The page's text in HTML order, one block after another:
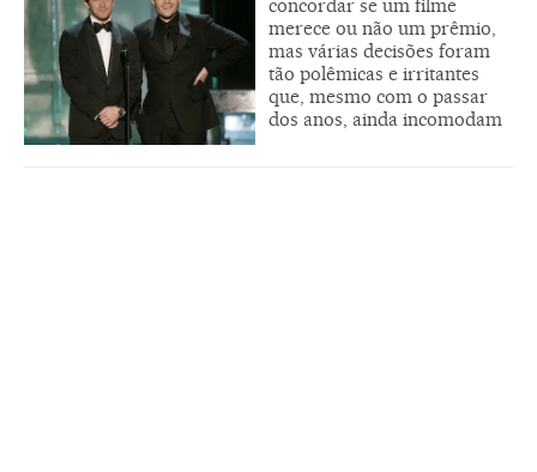
concordar se um filme
merece ou não um prêmio,
mas várias decisões foram
tão polêmicas e irritantes
que, mesmo com o passar
dos anos, ainda incomodam